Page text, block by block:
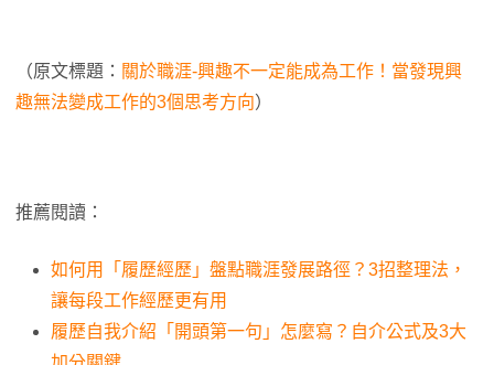
（原文標題： 關於職涯-興趣不一定能成為工作！當發現興
趣無法變成工作的3個思考方向）
推薦閱讀：
如何用「履歷經歷」盤點職涯發展路徑？3招整理法，
讓每段工作經歷更有用
履歷自我介紹「開頭第一句」怎麼寫？自介公式及3大